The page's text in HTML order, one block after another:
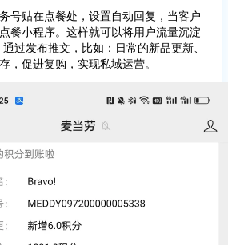
号贴在点餐处，设置自动回复，当客户
餐小程序。这样就可以将用户流量沉淀
过发布推文，比如：日常的新品更新、
，促进复购，实现私域运营。